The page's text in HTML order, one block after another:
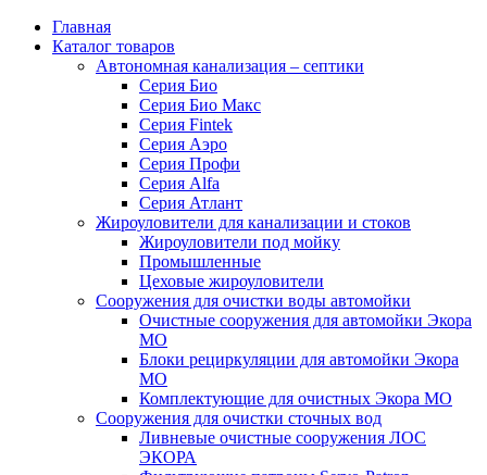
Главная
Каталог товаров
Автономная канализация – септики
Серия Био
Серия Био Макс
Серия Fintek
Серия Аэро
Серия Профи
Серия Alfa
Серия Атлант
Жироуловители для канализации и стоков
Жироуловители под мойку
Промышленные
Цеховые жироуловители
Сооружения для очистки воды автомойки
Очистные сооружения для автомойки Экора
МО
Блоки рециркуляции для автомойки Экора
МО
Комплектующие для очистных Экора МО
Сооружения для очистки сточных вод
Ливневые очистные сооружения ЛОС
ЭКОРА